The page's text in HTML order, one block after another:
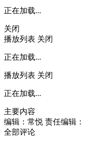
正在加载...
关闭
播放列表 关闭
正在加载...
播放列表 关闭
正在加载...
主要内容
编辑：常悦 责任编辑：
全部评论